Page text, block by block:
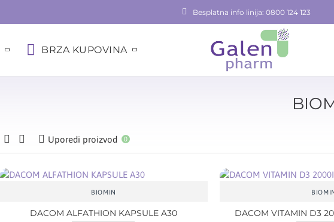
Besplatna info linija: 0800 124 123
BRZA KUPOVINA
Uporedi proizvod 0
BIOMIN
DACOM ALFATHION KAPSULE A30 DACOM VITAMIN D3